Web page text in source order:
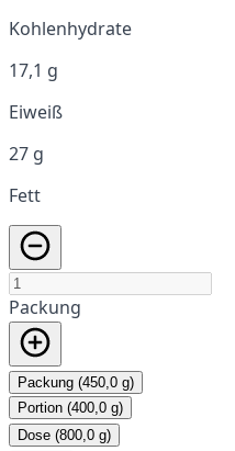
Kohlenhydrate
17,1 g
Eiweiß
27 g
Fett
Packung
Packung (450,0 g)
Portion (400,0 g)
Dose (800,0 g)